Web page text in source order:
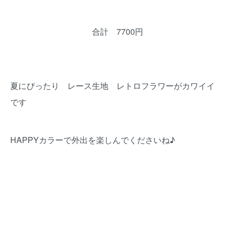
合計 7700円
夏にぴったり レース生地 レトロフラワーがカワイイ
です
HAPPYカラーで外出を楽しんでくださいね♪